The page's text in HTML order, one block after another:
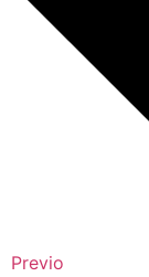
Previo